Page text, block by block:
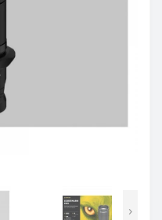
›